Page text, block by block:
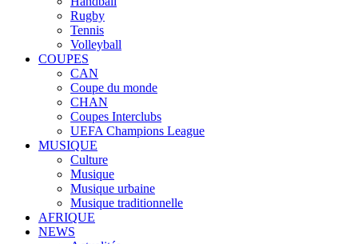
Rugby
Tennis
Volleyball
COUPES
CAN
Coupe du monde
CHAN
Coupes Interclubs
UEFA Champions League
MUSIQUE
Culture
Musique
Musique urbaine
Musique traditionnelle
AFRIQUE
NEWS